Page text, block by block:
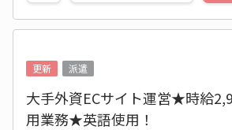
更新
派遣
大手外資ECサイト運営★時給
用業務★英語使用！